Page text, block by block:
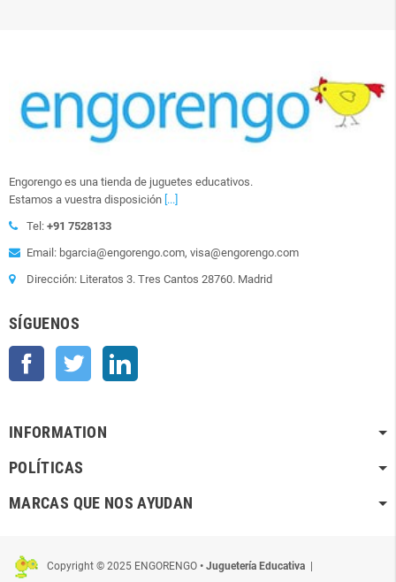
Engorengo es una tienda de juguetes educativos.
Estamos a vuestra disposición [...]
Tel: +91 7528133
Email: bgarcia@engorengo.com, visa@engorengo.com
Dirección: Literatos 3. Tres Cantos 28760. Madrid
SÍGUENOS
Facebook Twitter
INFORMATION
POLÍTICAS
MARCAS QUE NOS AYUDAN
Copyright © 2025 ENGORENGO • Juguetería Educativa